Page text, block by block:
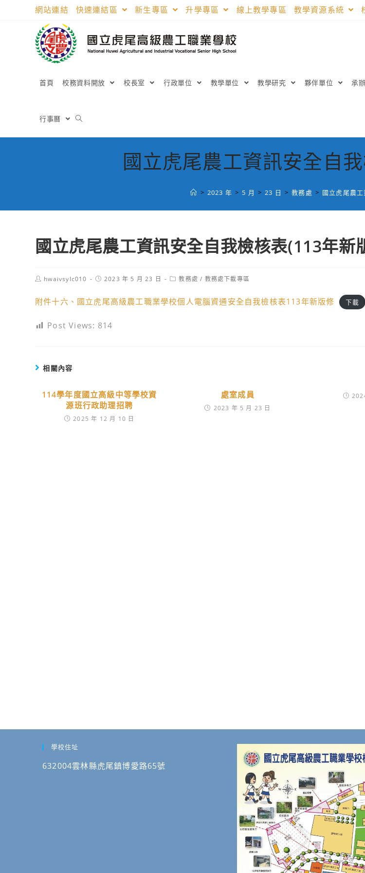
網站連結 快速連結區 新生專區 升學專區 線上教學專區 教學資源系統
首頁 校務資料開放 校長室 行政單位 教學單位 教學研究 夥伴單位 承
行事曆
國立虎尾農工資訊安全自
> 2023 年 > 5 月 > 23 日 > 教務處 > 國立虎尾農
國立虎尾農工資訊安全自我檢核表(113年新
Posthwaivsylc010
Post2023 年 5 月 23 日
Post教務處 / 教務處下載專區
附件十六、國立虎尾高級農工職業學校個人電腦資通安全自我檢核表113年新版修 下載
Post Views: 814
相關內容
114學年度國立高級中等學校資
源班行政助理招聘
2025 年 12 月 10 日
處室成員
2023 年 5 月 23 日
學校住址
632004雲林縣虎尾鎮博愛路65號